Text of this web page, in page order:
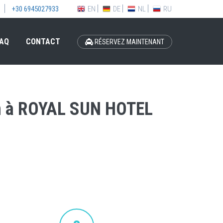
+30 6945027933 EN DE NL RU
CONTACT RÉSERVEZ MAINTENANT
SUN HOTEL